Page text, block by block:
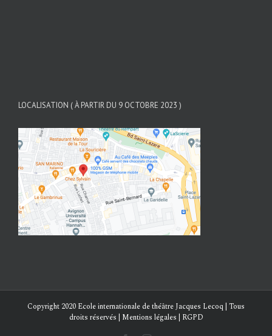
LOCALISATION ( À PARTIR DU 9 OCTOBRE 2023 )
Copyright 2020 Ecole internationale de théâtre Jacques Lecoq | Tous
droits réservés | Mentions légales | RGPD